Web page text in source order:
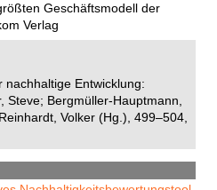
Geschäftsmodell der
Verlag
Entwicklung:
Steve; Bergmüller-Hauptmann,
Volker (Hg.), 499–504,